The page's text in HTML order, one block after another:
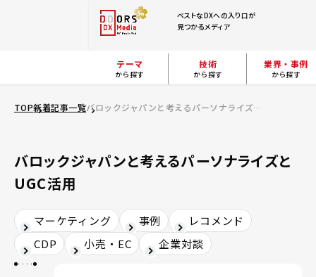
ベストなDXへの入り口が
見つかるメディア
テーマ
から探す
技術
から探す
業界・事例
から探す
TOP新着記事一覧 バロックジャパンと考えるパーソナライズとUGC活用
バロックジャパンと考えるパーソナライズと
UGC活用
マーケティング 事例
レコメンド
CDP
小売・EC 企業対談